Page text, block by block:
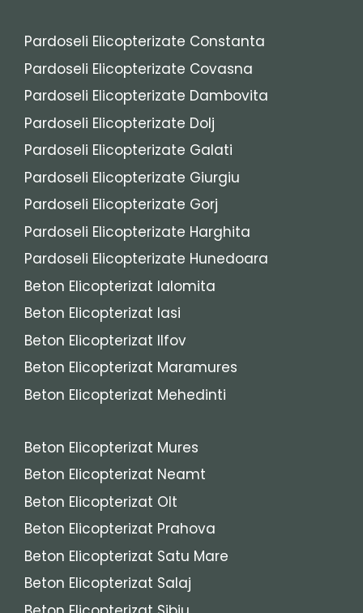
Pardoseli Elicopterizate Constanta
Pardoseli Elicopterizate Covasna
Pardoseli Elicopterizate Dambovita
Pardoseli Elicopterizate Dolj
Pardoseli Elicopterizate Galati
Pardoseli Elicopterizate Giurgiu
Pardoseli Elicopterizate Gorj
Pardoseli Elicopterizate Harghita
Pardoseli Elicopterizate Hunedoara
Beton Elicopterizat Ialomita
Beton Elicopterizat Iasi
Beton Elicopterizat Ilfov
Beton Elicopterizat Maramures
Beton Elicopterizat Mehedinti
Beton Elicopterizat Mures
Beton Elicopterizat Neamt
Beton Elicopterizat Olt
Beton Elicopterizat Prahova
Beton Elicopterizat Satu Mare
Beton Elicopterizat Salaj